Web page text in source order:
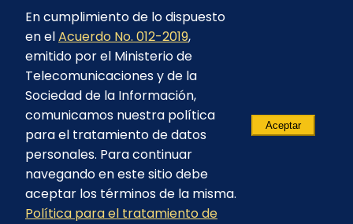
Archivo Histórico de Facturación
Portal Ambiental y Social
Proyecto Geotérmico Chachimbiro
Contratación consultoría mediante “Lista Corta”
Reglamento de Procesos Asociativos
© 2023 - CELEC EP - Todos los derechos
En cumplimiento de lo dispuesto
en elAcuerdo No. 012-2019,
emitido por el Ministerio de
Telecomunicaciones y de la
Sociedad de la Información,
comunicamos nuestra política
para el tratamiento de datos
personales. Para continuar
navegando en este sitio debe
aceptar los términos de la misma.
Política para el tratamiento de
Aceptar